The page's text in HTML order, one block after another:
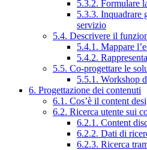
5.3.2. Formulare
5.3.3. Inquadrare
servizio
5.4. Descrivere il
5.4.1. Mappare
5.4.2.
5.5. Co-progettare le
5.5.1. Workshop
6. Progettazione dei contenuti
6.1. Cos’è il content
6.2. Ricerca utente sui
6.2.1. Content
6.2.2. Dati di
6.2.3. Ricerca